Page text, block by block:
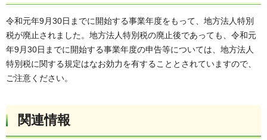
令和元年9月30日までに開始する事業年度をもって、地方法人特別
税が廃止されました。地方法人特別税の廃止後であっても、令和元
年9月30日までに開始する事業年度の申告等については、地方法人
特別税に関する規定はなお効力を有することとされていますので、
ご注意ください。
関連情報